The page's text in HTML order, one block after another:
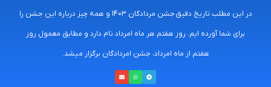
در این مطلب تاریخ دقیق جشن مردادگان 1403 و همه چیز درباره این جشن را
برای شما آورده ایم. روز هفتم هر ماه امرداد نام دارد و مطابق معمول روز
هفتم از ماه امرداد، جشن امردادگان برگزار میشد.